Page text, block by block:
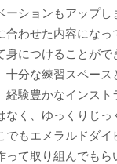
ーションもアップ
合わせた内容にな
身につけることが
分な練習スペー
経験豊かなインス
なく、ゆっくりじ
もエメラルドダ
て取り組んでも